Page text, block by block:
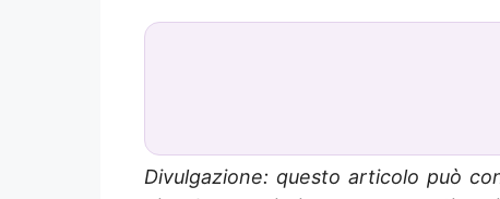
Divulgazione: questo articolo può